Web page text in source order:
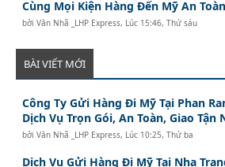
Cùng Mọi Kiện Hàng Đến Mỹ An Toàn
bởiVăn Nhã _LHP Express, Lúc 15:46, Thứ sáu
BÀI VIẾT MỚI
Công Ty Gửi Hàng Đi Mỹ Tại Phan
Dịch Vụ Trọn Gói, An Toàn, Giao
bởiVăn Nhã _LHP Express, Lúc 10:25, Thứ ba
Dịch Vụ Gửi Hàng Đi Mỹ Tại Nha